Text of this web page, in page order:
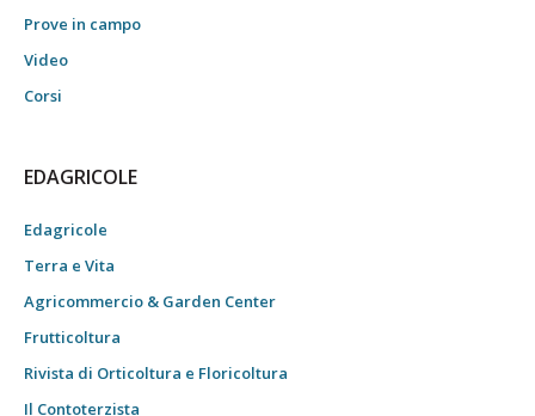
Prove in campo
Video
Corsi
EDAGRICOLE
Edagricole
Terra e Vita
Agricommercio & Garden Center
Frutticoltura
Rivista di Orticoltura e Floricoltura
Il Contoterzista